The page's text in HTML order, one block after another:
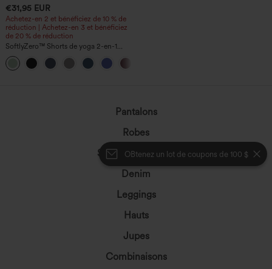
OBtenez un lot de coupons de 100 $
€31,95 EUR
Achetez-en 2 et bénéficiez de 10 % de
réduction | Achetez-en 3 et bénéficiez
de 20 % de réduction
SoftlyZero™ Shorts de yoga 2-en-1
InstantCool, super taille haute, aérés, 5''
avec poches — longueur allongée
Pantalons
Robes
Shorts et cyclistes
Denim
Leggings
Hauts
Jupes
Combinaisons